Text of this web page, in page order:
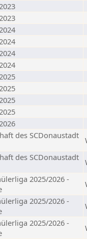
des SCDonaustadt
des SCDonaustadt
2025/2026 -
2025/2026 -
2025/2026 -